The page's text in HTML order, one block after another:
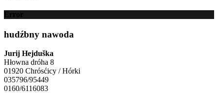
Error
hudźbny nawoda
Jurij Hejduška
Hłowna dróha 8
01920 Chrósćicy / Hórki
035796/95449
0160/6116083